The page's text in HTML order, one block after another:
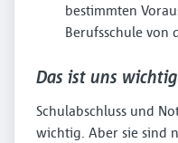
bestimmten
Berufsschule von
Das ist uns wichtig
Schulabschluss und
wichtig. Aber sie sind